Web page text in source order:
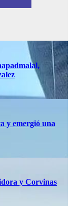
y emergió una
y Corvinas